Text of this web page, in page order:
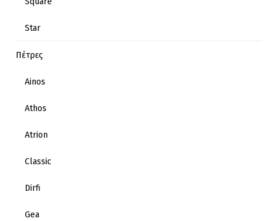
Star
Πέτρες
Ainos
Athos
Atrion
Classic
Dirfi
Gea